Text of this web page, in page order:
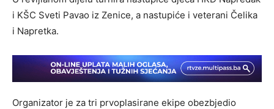
i KŠC Sveti Pavao iz Zenice, a nastupiće i veterani Čelika
i Napretka.
Organizator je za tri prvoplasirane ekipe obezbjedio